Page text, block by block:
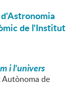
d'Astronomia
de l'Institut
i l'univers
Autònoma de